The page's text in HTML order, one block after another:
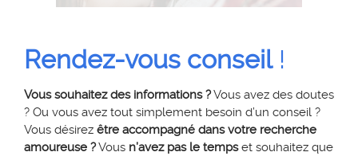
Rendez-vous conseil!
Vous souhaitez des informations ?Vous avez des doutes
? Ou vous avez tout simplement besoin d’un conseil ?
Vous désirez être accompagné dans votre recherche
amoureuse ?Vous n’avez pas le tempset souhaitez que